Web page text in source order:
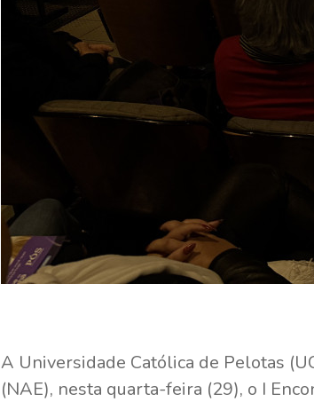
A Universidade Católica de Pelotas
(NAE), nesta quarta-feira (29), o I